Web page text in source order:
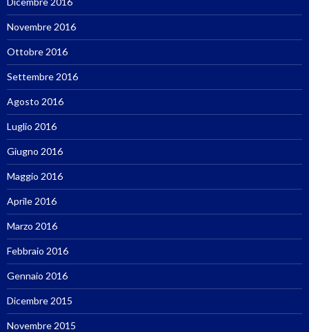
Novembre 2016
Ottobre 2016
Settembre 2016
Agosto 2016
Luglio 2016
Giugno 2016
Maggio 2016
Aprile 2016
Marzo 2016
Febbraio 2016
Gennaio 2016
Dicembre 2015
Novembre 2015